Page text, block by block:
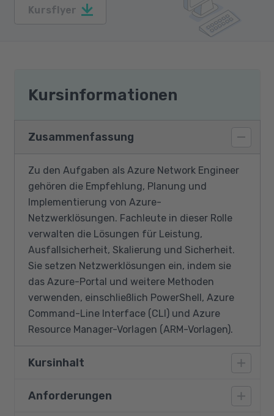
Kursflyer
Kursinformationen
Zusammenfassung
Zu den Aufgaben als Azure Network Engineer
gehören die Empfehlung, Planung und
Implementierung von Azure-
Netzwerklösungen. Fachleute in dieser Rolle
verwalten die Lösungen für Leistung,
Ausfallsicherheit, Skalierung und Sicherheit.
Sie setzen Netzwerklösungen ein, indem sie
das Azure-Portal und weitere Methoden
verwenden, einschließlich PowerShell, Azure
Command-Line Interface (CLI) und Azure
Resource Manager-Vorlagen (ARM-Vorlagen).
Kursinhalt
Introduction to Azure virtual networks
Anforderungen